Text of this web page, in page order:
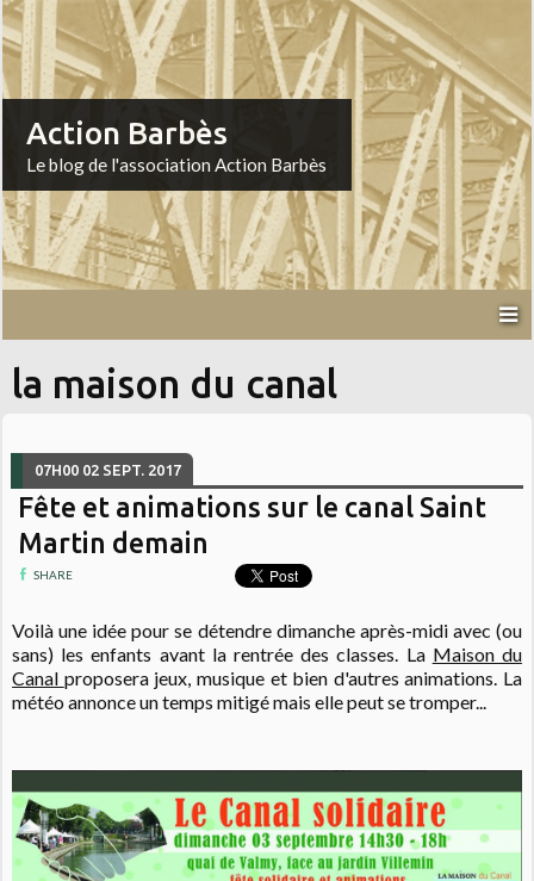
Action Barbès
Le blog de l'association Action Barbès
la maison du canal
07H00 02 SEPT. 2017
Fête et animations sur le canal Saint
Martin demain
SHARE
Voilà une idée pour se détendre dimanche après-midi avec (ou
sans) les enfants avant la rentrée des classes. La Maison du
Canal proposera jeux, musique et bien d'autres animations. La
météo annonce un temps mitigé mais elle peut se tromper...